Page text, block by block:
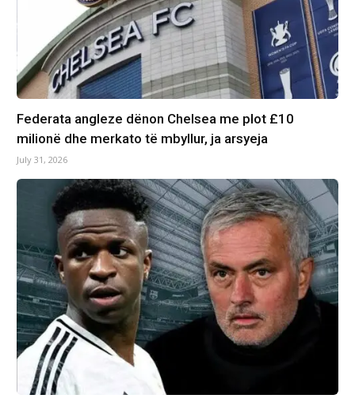
Federata angleze dënon Chelsea me plot £10
milionë dhe merkato të mbyllur, ja arsyeja
July 31, 2026